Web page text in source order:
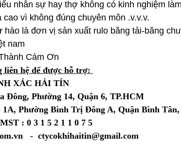
nhân sự hay thợ không có kinh nghiệm
vì không đúng chuyên môn .v.v.v.
hào là đơn vị sản xuất rulo băng tải-băng
nam
Cám Ơn
hệ để được hỗ trợ:
XÁC HẢI TÍN
Đông, Phường 14, Quận 6, TP.HCM
1A, Phường Bình Trị Đông A, Quận Bình
: 0 3 1 5 2 1 1 0 7 5
- ctycokhihaitin@gmail.com